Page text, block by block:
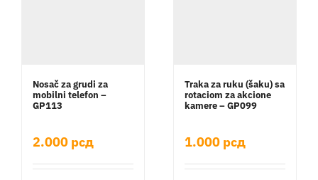
Nosač za grudi za
mobilni telefon –
GP113
2.000 рсд
Traka za ruku (šaku) sa
rotaciom za akcione
kamere – GP099
1.000 рсд